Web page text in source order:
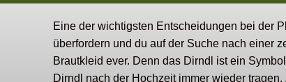
Eine der wichtigsten Entscheidungen bei der
überfordern und du auf der Suche nach einer
Brautkleid ever. Denn das Dirndl ist ein
Dirndl nach der Hochzeit immer wieder